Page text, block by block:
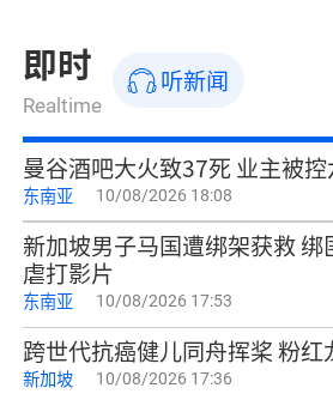
即时
Realtime
听新闻
曼谷酒吧大火致37死 业主被
东南亚 10/08/2026 18:08
新加坡男子马国遭绑架获救
虐打影片
东南亚 10/08/2026 17:53
跨世代抗癌健儿同舟挥桨 粉
新加坡 10/08/2026 17:36